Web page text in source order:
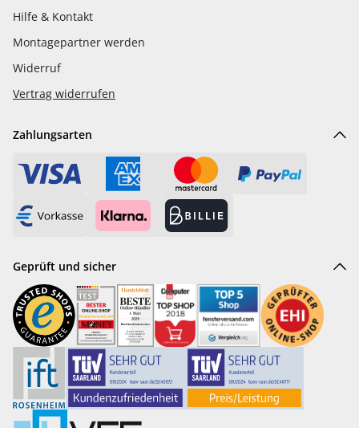
Hilfe & Kontakt
Montagepartner werden
Widerruf
Vertrag widerrufen
Zahlungsarten
Geprüft und sicher